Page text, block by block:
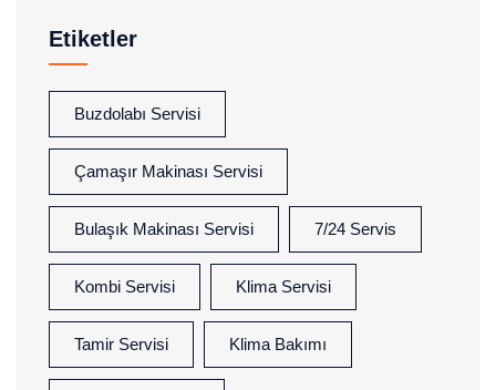
Etiketler
Buzdolabı Servisi
Çamaşır Makinası Servisi
Bulaşık Makinası Servisi 7/24 Servis
Kombi Servisi Klima Servisi
Tamir Servisi Klima Bakımı